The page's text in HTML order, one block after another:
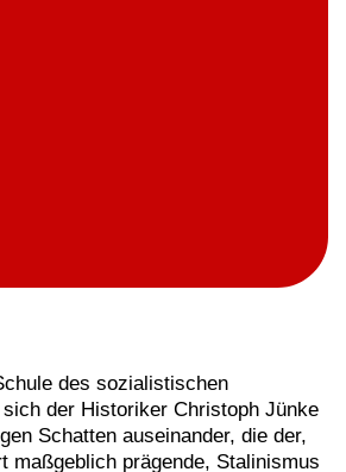
des sozialistischen
der Historiker Christoph Jünke
Schatten auseinander, die der,
maßgeblich prägende, Stalinismus